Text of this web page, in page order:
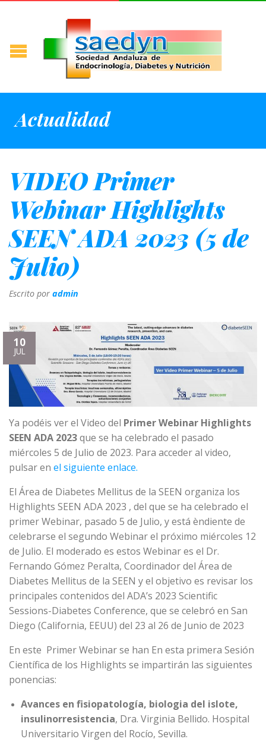
Actualidad
VIDEO Primer
Webinar Highlights
SEEN ADA 2023 (5 de
Julio)
Escrito por admin
10
JUL
Ya podéis ver el Video del Primer Webinar Highlights
SEEN ADA 2023que se ha celebrado el pasado
miércoles 5 de Julio de 2023. Para acceder al video,
pulsar en el siguiente enlace.
El Área de Diabetes Mellitus de la SEEN organiza los
Highlights SEEN ADA 2023 , del que se ha celebrado el
primer Webinar, pasado 5 de Julio, y está èndiente de
celebrarse el segundo Webinar el próximo miércoles 12
de Julio. El moderado es estos Webinar es el Dr.
Fernando Gómez Peralta, Coordinador del Área de
Diabetes Mellitus de la SEEN y el objetivo es revisar los
principales contenidos del ADA’s 2023 Scientific
Sessions-Diabetes Conference, que se celebró en San
Diego (California, EEUU) del 23 al 26 de Junio de 2023
En este Primer Webinar se han En esta primera Sesión
Científica de los Highlights se impartirán las siguientes
ponencias:
Avances en fisiopatología, biologia del islote,
insulinorresistencia, Dra. Virginia Bellido. Hospital
Universitario Virgen del Rocío, Sevilla.